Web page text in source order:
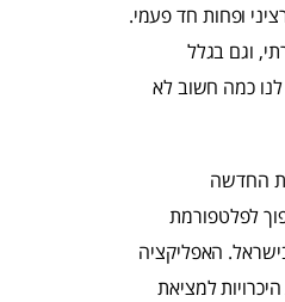
ופחות חד פעמי.
וגם בגלל
כמה חשוב לא
החדשה
לפלטפורמת
האפליקציה
למציאת